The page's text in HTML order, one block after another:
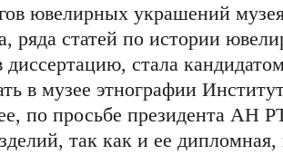
ювелирных украшений
ряда статей по истории
диссертацию, стала
в музее этнографии
по просьбе президента АН
так как и ее дипломная,